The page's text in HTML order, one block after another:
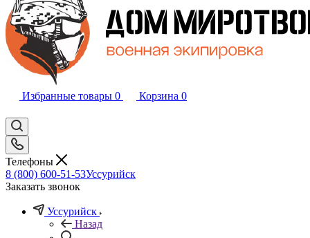
Избранные товары 0 Корзина 0
Телефоны
8 (800) 600-51-53Уссурийск
Заказать звонок
Уссурийск
Назад